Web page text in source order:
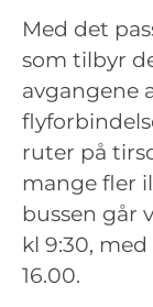
Med det
som tilbyr
avgangene
ruter på
mange fler
bussen går
kl 9:30,
16.00.